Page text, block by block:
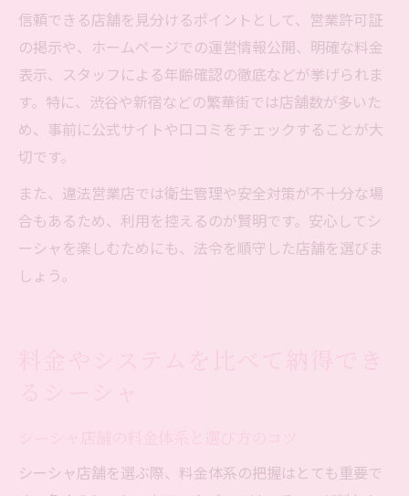
信頼できる店舗を見分けるポイントとして、営業許可証
の掲示や、ホームページでの運営情報公開、明確な料金
表示、スタッフによる年齢確認の徹底などが挙げられま
す。特に、渋谷や新宿などの繁華街では店舗数が多いた
め、事前に公式サイトや口コミをチェックすることが大
切です。
また、違法営業店では衛生管理や安全対策が不十分な場
合もあるため、利用を控えるのが賢明です。安心してシ
ーシャを楽しむためにも、法令を順守した店舗を選びま
しょう。
シーシャ店舗を選ぶ際、料金体系の把握はとても重要で